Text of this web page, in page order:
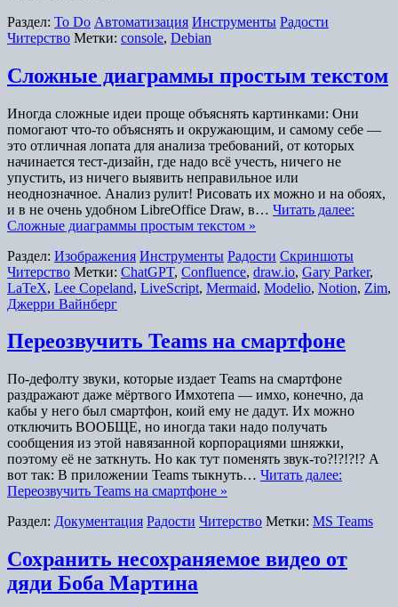
Раздел: To Do Автоматизация Инструменты Радости
Читерство Метки: console, Debian
Сложные диаграммы простым текстом
Иногда сложные идеи проще объяснять картинками: Они
помогают что-то объяснять и окружающим, и самому себе —
это отличная лопата для анализа требований, от которых
начинается тест-дизайн, где надо всё учесть, ничего не
упустить, из ничего выявить неправильное или
неоднозначное. Анализ рулит! Рисовать их можно и на обоях,
и в не очень удобном LibreOffice Draw, в… Читать далее:
Сложные диаграммы простым текстом »
Раздел: Изображения Инструменты Радости Скриншоты
Читерство Метки: ChatGPT, Confluence, draw.io, Gary Parker,
LaTeX, Lee Copeland, LiveScript, Mermaid, Modelio, Notion, Zim,
Джерри Вайнберг
Переозвучить Teams на смартфоне
По-дефолту звуки, которые издает Teams на смартфоне
раздражают даже мëртвого Имхотепа — имхо, конечно, да
кабы у него был смартфон, коий ему не дадут. Их можно
отключить ВООБЩЕ, но иногда таки надо получать
сообщения из этой навязанной корпорациями шняжки,
поэтому еë не заткнуть. Но как тут поменять звук-то?!?!?!? А
вот так: В приложении Teams тыкнуть… Читать далее:
Переозвучить Teams на смартфоне »
Раздел: Документация Радости Читерство Метки: MS Teams
Сохранить несохраняемое видео от
дяди Боба Мартина